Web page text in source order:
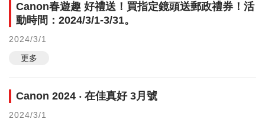
Canon春遊趣 好禮送！買指定鏡頭送郵政禮券！活
動時間：2024/3/1-3/31。
2024/3/1
更多
Canon 2024 ‧ 在佳真好 3月號
2024/3/1